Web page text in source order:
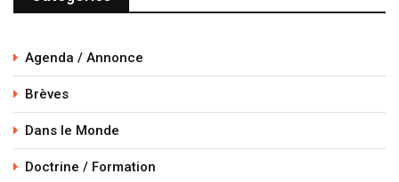
Agenda / Annonce
Brèves
Dans le Monde
Doctrine / Formation